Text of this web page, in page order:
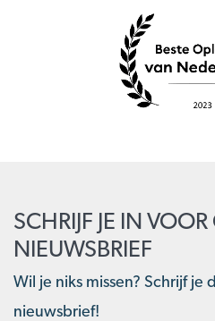
SCHRIJF JE IN
NIEUWSBRIEF
Wil je niks missen? Schrijf je
nieuwsbrief!